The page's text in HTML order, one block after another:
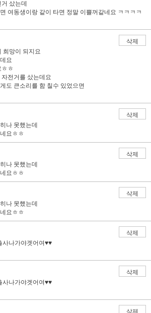
샀는데
여동생이랑 같이 타면 정말 이쁠꺼같네요 ㅋㅋㅋㅋ
삭제
희망이 되지요
요
ㅎ
전거를 샀는데요
도 큰소리를 함 칠수 있었으면
삭제
나 못했는데
요ㅎㅎ
삭제
나 못했는데
요ㅎㅎ
삭제
나 못했는데
요ㅎㅎ
삭제
사나가야겟어여♥♥
삭제
사나가야겟어여♥♥
삭제